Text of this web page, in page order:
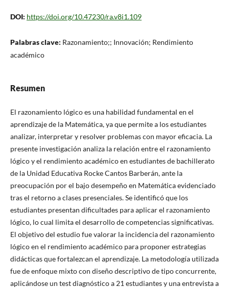
DOI: https://doi.org/10.47230/ra.v8i1.109
Palabras clave: Razonamiento;; Innovación; Rendimiento
académico
Resumen
El razonamiento lógico es una habilidad fundamental en el
aprendizaje de la Matemática, ya que permite a los estudiantes
analizar, interpretar y resolver problemas con mayor eficacia. La
presente investigación analiza la relación entre el razonamiento
lógico y el rendimiento académico en estudiantes de bachillerato
de la Unidad Educativa Rocke Cantos Barberán, ante la
preocupación por el bajo desempeño en Matemática evidenciado
tras el retorno a clases presenciales. Se identificó que los
estudiantes presentan dificultades para aplicar el razonamiento
lógico, lo cual limita el desarrollo de competencias significativas.
El objetivo del estudio fue valorar la incidencia del razonamiento
lógico en el rendimiento académico para proponer estrategias
didácticas que fortalezcan el aprendizaje. La metodología utilizada
fue de enfoque mixto con diseño descriptivo de tipo concurrente,
aplicándose un test diagnóstico a 21 estudiantes y una entrevista a